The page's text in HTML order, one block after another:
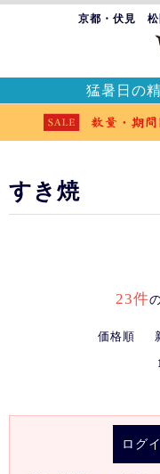
京都・伏見 松
猛暑日の
すき焼
23件
価格順
ログ